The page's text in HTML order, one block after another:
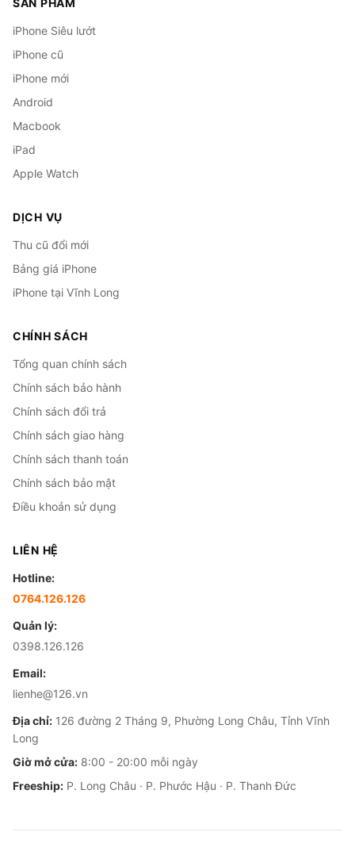
SẢN PHẨM
iPhone Siêu lướt
iPhone cũ
iPhone mới
Android
Macbook
iPad
Apple Watch
DỊCH VỤ
Thu cũ đổi mới
Bảng giá iPhone
iPhone tại Vĩnh Long
CHÍNH SÁCH
Tổng quan chính sách
Chính sách bảo hành
Chính sách đổi trả
Chính sách giao hàng
Chính sách thanh toán
Chính sách bảo mật
Điều khoản sử dụng
LIÊN HỆ
Hotline:
0764.126.126
Quản lý:
0398.126.126
Email:
lienhe@126.vn
Địa chỉ: 126 đường 2 Tháng 9, Phường Long Châu, Tỉnh Vĩnh
Long
Giờ mở cửa: 8:00 - 20:00 mỗi ngày
Freeship: P. Long Châu · P. Phước Hậu · P. Thanh Đức